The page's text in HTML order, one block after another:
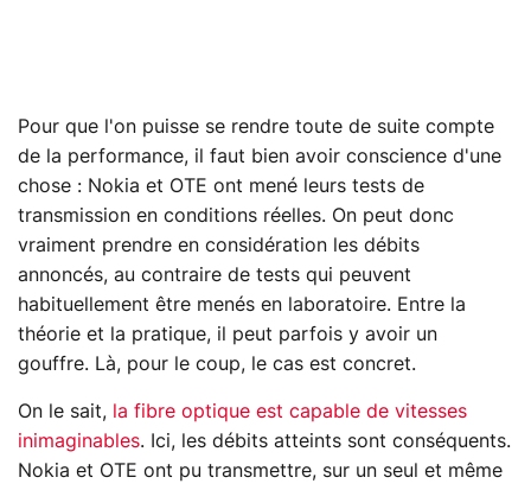
Pour que l'on puisse se rendre toute de suite compte
de la performance, il faut bien avoir conscience d'une
chose : Nokia et OTE ont mené leurs tests de
transmission en conditions réelles. On peut donc
vraiment prendre en considération les débits
annoncés, au contraire de tests qui peuvent
habituellement être menés en laboratoire. Entre la
théorie et la pratique, il peut parfois y avoir un
gouffre. Là, pour le coup, le cas est concret.
On le sait, la fibre optique est capable de vitesses
inimaginables. Ici, les débits atteints sont conséquents.
Nokia et OTE ont pu transmettre, sur un seul et même